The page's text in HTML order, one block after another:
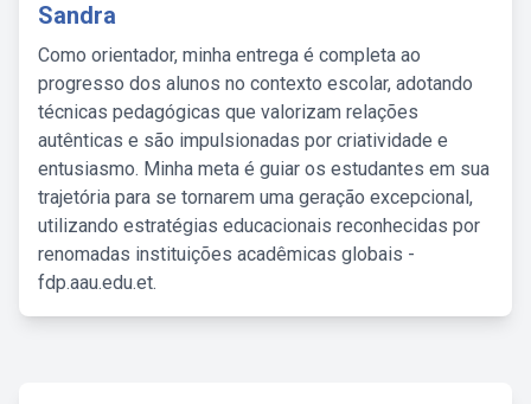
Sandra
Como orientador, minha entrega é completa ao
progresso dos alunos no contexto escolar, adotando
técnicas pedagógicas que valorizam relações
autênticas e são impulsionadas por criatividade e
entusiasmo. Minha meta é guiar os estudantes em sua
trajetória para se tornarem uma geração excepcional,
utilizando estratégias educacionais reconhecidas por
renomadas instituições acadêmicas globais -
fdp.aau.edu.et.